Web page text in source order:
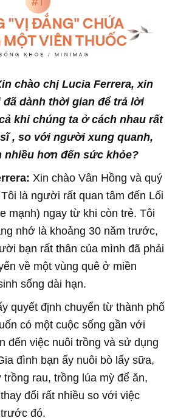
chào chị Lucia Ferrera, xin
dành thời gian để trả lời
khi chúng ta ở cách nhau rất
, so với người xung quanh,
nhiều hơn đến sức khỏe?
Xin chào Vân Hồng và quý
là người rất quan tâm đến Lối
mạnh) ngay từ khi còn trẻ. Tôi
nhớ là khoảng 30 năm trước,
bạn rất thân của mình đã phải
về một vùng quê ở miền
sống dài hạn.
quyết định chuyển từ thành phố
có một cuộc sống gần với
đến việc nuôi trồng và sử dụng
đình bạn ấy nuôi bò lấy sữa,
rau, trồng lúa mỳ để ăn,
đổi rất nhiều so với việc
đó.